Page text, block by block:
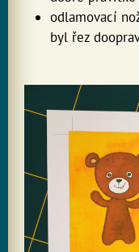
odlamovací
byl řez